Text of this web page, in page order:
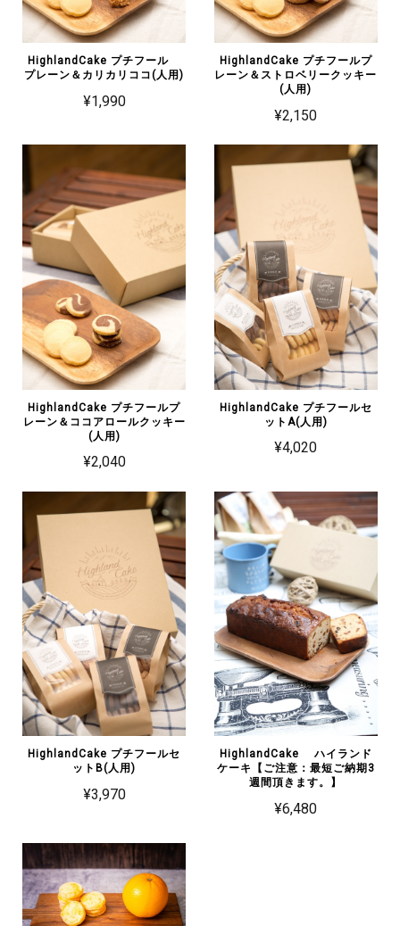
HighlandCake プチフール
プレーン＆カリカリココ(人用)
¥1,990
HighlandCake プチフールプ
レーン＆ストロベリークッキー
(人用)
¥2,150
HighlandCake プチフールプ
レーン＆ココアロールクッキー
(人用)
¥2,040
HighlandCake プチフールセ
ットA(人用)
¥4,020
HighlandCake プチフールセ
ットB(人用)
¥3,970
HighlandCake ハイランド
ケーキ【ご注意：最短ご納期3
週間頂きます。】
¥6,480